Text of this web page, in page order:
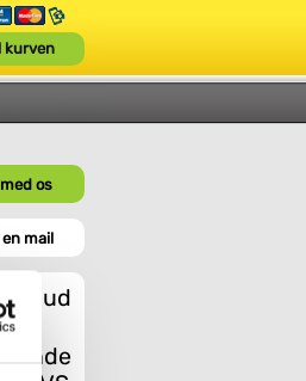
kurven
os
mail
tilbud